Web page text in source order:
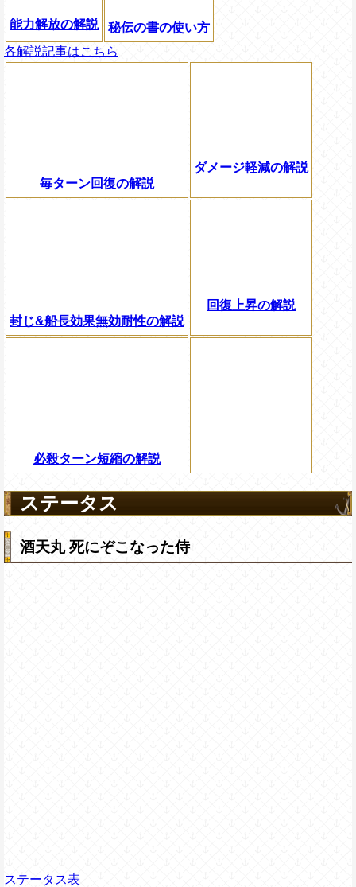
能力解放の解説
秘伝の書の使い方
各解説記事はこちら
毎ターン回復の解説
ダメージ軽減の解説
封じ&船長効果無効耐性の解説
回復上昇の解説
必殺ターン短縮の解説
ステータス
酒天丸 死にぞこなった侍
ステータス表